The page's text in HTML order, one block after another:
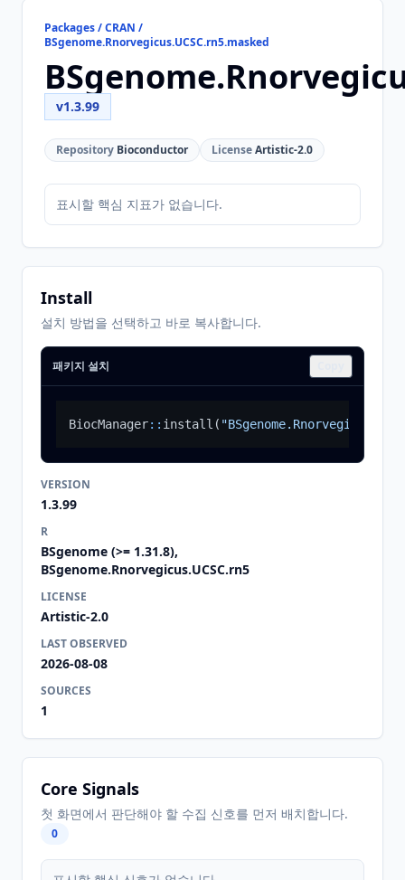
Packages / CRAN /
BSgenome.Rnorvegicus.UCSC.rn5.masked
v1.3.99
Repository Bioconductor LicenseArtistic-2.0
표시할 핵심 지표가 없습니다.
Install
설치 방법을 선택하고 바로 복사합니다.
패키지 설치
BiocManager:: install (
VERSION
1.3.99
R
BSgenome (>= 1.31.8),
BSgenome.Rnorvegicus.UCSC.rn5
LICENSE
Artistic-2.0
LAST OBSERVED
2026-08-08
SOURCES
1
Core Signals
첫 화면에서 판단해야 할 수집 신호를 먼저 배치합니다.
0